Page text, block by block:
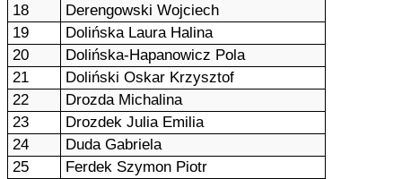
18
Derengowski Wojciech
19
Dolińska Laura Halina
20
Dolińska-Hapanowicz Pola
21
Doliński Oskar Krzysztof
22
Drozda Michalina
23
Drozdek Julia Emilia
24
Duda Gabriela
25
Ferdek Szymon Piotr